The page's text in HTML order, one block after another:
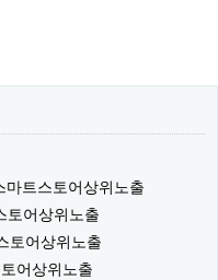
마트스토어상위노출
토어상위노출
토어상위노출
어상위노출